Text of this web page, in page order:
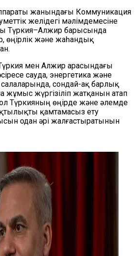
жанындағы Коммуникация
желідегі мәлімдемесіне
Түркия–Алжир барысында
өңірлік және жаһандық
мен Алжир арасындағы
сауда, энергетика және
салаларында, сондай-ақ барлық
жұмыс жүргізіліп жатқанын атап
Түркияның өңірде және әлемде
қамтамасыз ету
одан әрі жалғастыратынын